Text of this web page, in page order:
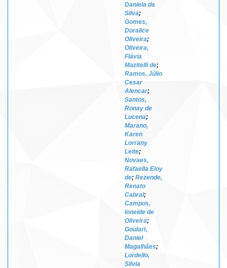
Daniela da
Silva;
Gomes,
Doralice
Oliveira;
Oliveira,
Flávia
Mazitelli de;
Ramos, Júlio
Cesar
Alencar;
Santos,
Ronay de
Lucena;
Marano,
Karen
Lorrany
Leite;
Novaes,
Rafaella Eloy
de; Rezende,
Renato
Cabral;
Campos,
Ioneide de
Oliveira;
Goulart,
Daniel
Magalhães;
Lordello,
Silvia